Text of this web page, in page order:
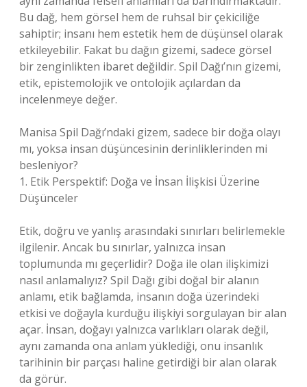
Bu dağ, hem görsel hem de ruhsal bir çekiciliğe
sahiptir; insanı hem estetik hem de düşünsel olarak
etkileyebilir. Fakat bu dağın gizemi, sadece görsel
bir zenginlikten ibaret değildir. Spil Dağı’nın gizemi,
etik, epistemolojik ve ontolojik açılardan da
incelenmeye değer.
Manisa Spil Dağı’ndaki gizem, sadece bir doğa olayı
mı, yoksa insan düşüncesinin derinliklerinden mi
besleniyor?
1. Etik Perspektif: Doğa ve İnsan İlişkisi Üzerine
Düşünceler
Etik, doğru ve yanlış arasındaki sınırları belirlemekle
ilgilenir. Ancak bu sınırlar, yalnızca insan
toplumunda mı geçerlidir? Doğa ile olan ilişkimizi
nasıl anlamalıyız? Spil Dağı gibi doğal bir alanın
anlamı, etik bağlamda, insanın doğa üzerindeki
etkisi ve doğayla kurduğu ilişkiyi sorgulayan bir alan
açar. İnsan, doğayı yalnızca varlıkları olarak değil,
aynı zamanda ona anlam yüklediği, onu insanlık
tarihinin bir parçası haline getirdiği bir alan olarak
da görür.